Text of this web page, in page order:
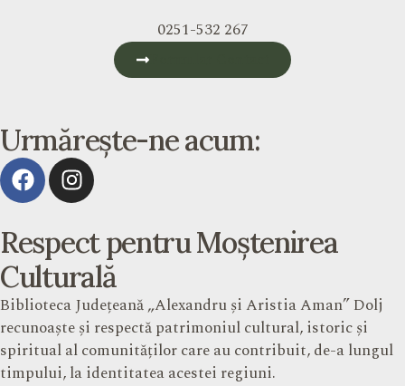
0251-532 267
Urmărește-ne acum:
Respect pentru Moștenirea
Culturală
Biblioteca Județeană „Alexandru și Aristia Aman” Dolj
recunoaște și respectă patrimoniul cultural, istoric și
spiritual al comunităților care au contribuit, de-a lungul
timpului, la identitatea acestei regiuni.